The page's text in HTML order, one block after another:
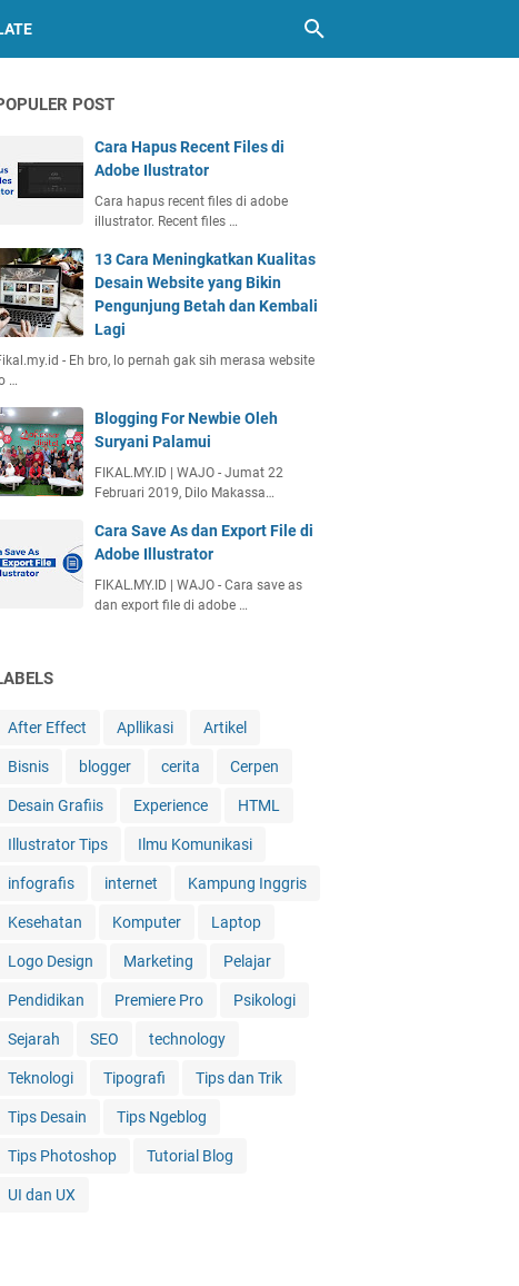
POST
Cara Hapus Recent Files di
Adobe Ilustrator
Cara hapus recent files di adobe
illustrator. Recent files …
13 Cara Meningkatkan Kualitas
Desain Website yang Bikin
Pengunjung Betah dan Kembali
Lagi
- Eh bro, lo pernah gak sih merasa website
…
Blogging For Newbie Oleh
Suryani Palamui
FIKAL.MY.ID | WAJO - Jumat 22
Februari 2019, Dilo Makassa…
Cara Save As dan Export File di
Adobe Illustrator
FIKAL.MY.ID | WAJO - Cara save as
dan export file di adobe …
After Effect Apllikasi Artikel
Bisnis blogger cerita Cerpen
Desain Grafiis Experience HTML
Illustrator Tips Ilmu Komunikasi
infografis internet Kampung Inggris
Kesehatan Komputer Laptop
Logo Design Marketing Pelajar
Pendidikan Premiere Pro Psikologi
Sejarah SEO technology
Teknologi Tipografi Tips dan Trik
Tips Desain Tips Ngeblog
Tips Photoshop Tutorial Blog
UI dan UX